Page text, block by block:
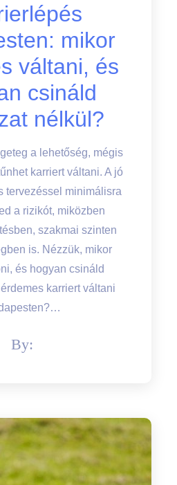
mikor
váltani, és
csináld
nélkül?
a lehetőség, mégis
karriert váltani. A jó
tervezéssel minimálisra
a rizikót, miközben
szakmai szinten
is. Nézzük, mikor
és hogyan csináld
karriert váltani
By: